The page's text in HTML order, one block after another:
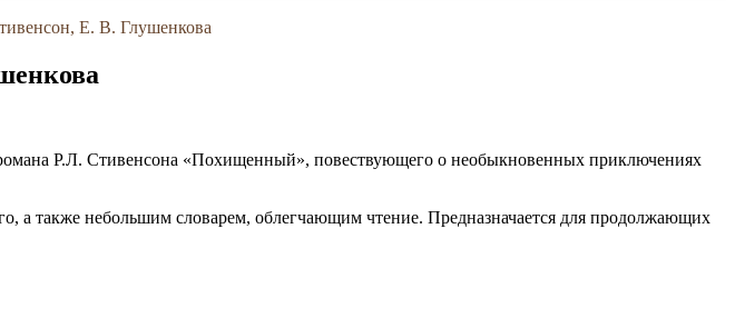
Е. В. Глушенкова
Р.Л. Стивенсона «Похищенный», повествующего о необыкновенных приключениях
а также небольшим словарем, облегчающим чтение. Предназначается для продолжающих